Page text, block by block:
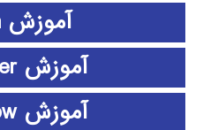
آموزش python
آموزش rapidminer
آموزش ShowFlow